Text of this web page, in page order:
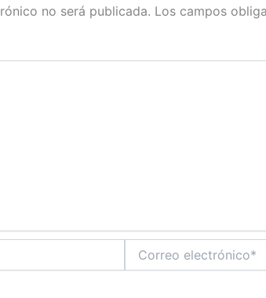
no será publicada. Los campos
electrónico*